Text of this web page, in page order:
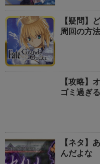
【疑問】
周回の方
【攻略】
ゴミ過ぎ
【ネタ】
んだよな